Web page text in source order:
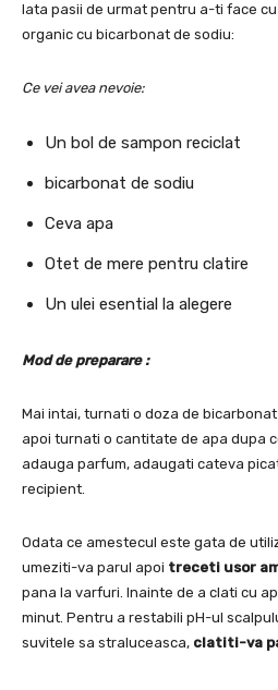
Iata pasii de urmat pentru a-ti face
organic cu bicarbonat de sodiu:
Ce vei avea nevoie:
Un bol de sampon reciclat
bicarbonat de sodiu
Ceva apa
Otet de mere pentru clatire
Un ulei esential la alegere
Mod de preparare :
Mai intai, turnati o doza de
apoi turnati o cantitate de apa dupa
adauga parfum, adaugati cateva
recipient.
Odata ce amestecul este gata de
umeziti-va parul apoi treceti usor
pana la varfuri. Inainte de a clati cu
minut. Pentru a restabili pH-ul
suvitele sa straluceasca, clatiti-va